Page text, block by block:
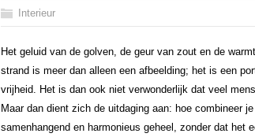
Interieur
Het geluid van de golven, de geur van zout en de
strand is meer dan alleen een afbeelding; het is een
vrijheid. Het is dan ook niet verwonderlijk dat veel
Maar dan dient zich de uitdaging aan: hoe combineer
samenhangend en harmonieus geheel, zonder dat het